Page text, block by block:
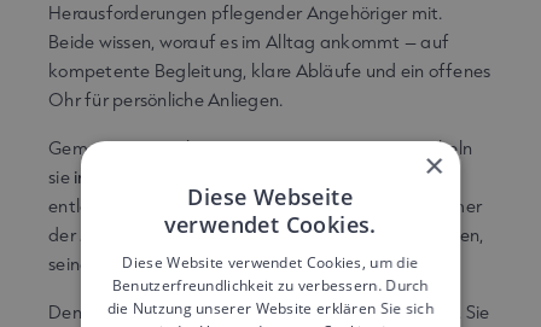
Herausforderungen pflegender Angehöriger mit.
Beide wissen, worauf es im Alltag ankommt – auf
kompetente Begleitung, klare Abläufe und ein offenes
Ohr für persönliche Anliegen.
Gemeinsam mit ihrem engagierten Team entwickeln
sie individuelle, praxistaugliche Lösungen
entlasten und Vertrauen schaffen. Dabei steht immer
der Mensch im Mittelpunkt – mit seinen Bedürfnissen,
seiner Geschichte und seiner Würde.
Denn gute Pflege bedeutet mehr als Organisation. Sie
×
Diese Webseite
verwendet Cookies.
Diese Website verwendet Cookies, um die
Benutzerfreundlichkeit zu verbessern. Durch
die Nutzung unserer Website erklären Sie sich